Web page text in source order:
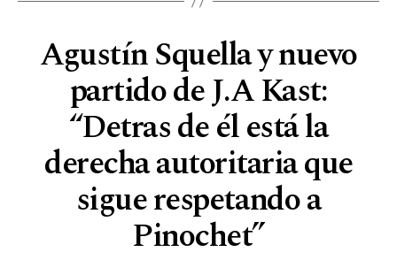
Agustín Squella y nuevo
partido de J.A Kast:
“Detras de él está la
derecha autoritaria que
sigue respetando a
Pinochet”